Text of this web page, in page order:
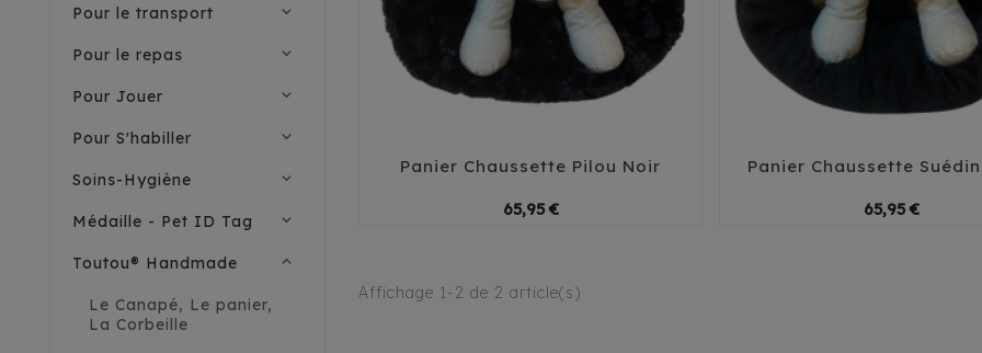
Pour le transport expand_more
Pour le repas expand_more
Pour Jouer expand_more
Pour S'habiller expand_more
Soins-Hygiène expand_more
Médaille - Pet ID Tag expand_more
Toutou® Handmade expand_less
Le Canapé, Le panier,
La Corbeille
Panier Chaussette Pilou Noir
T1 T2
65,95 €Prix
Panier Chaussette
T1 T2
65,95 €Prix
Affichage 1-2 de 2 article(s)